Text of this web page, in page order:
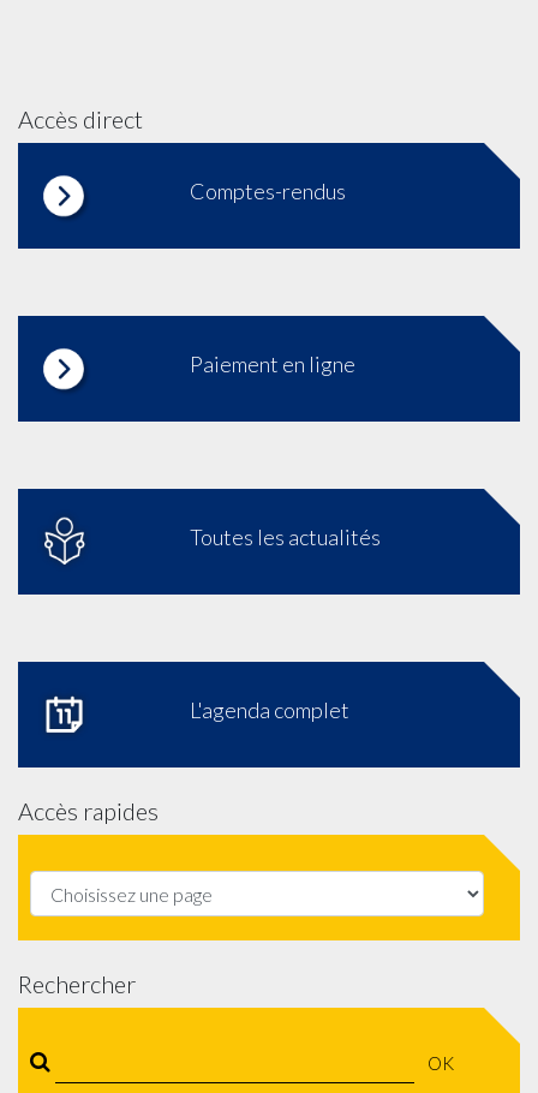
Accès direct
Comptes-rendus
Paiement en ligne
Toutes les actualités
L'agenda complet
Accès rapides
Rechercher
OK